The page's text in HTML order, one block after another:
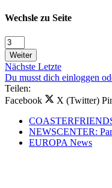
Wechsle zu Seite
Weiter
Nächste Letzte
Du musst dich einloggen
Teilen:
Facebook
X (Twitter)
NEWSCENTER:
EUROPA News